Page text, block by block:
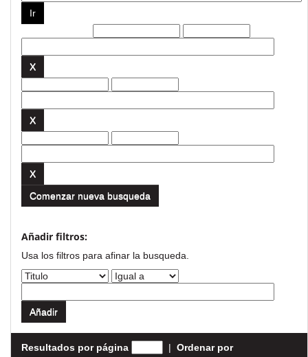
Comenzar nueva busqueda
Añadir filtros:
Usa los filtros para afinar la busqueda.
Resultados por página | Ordenar por